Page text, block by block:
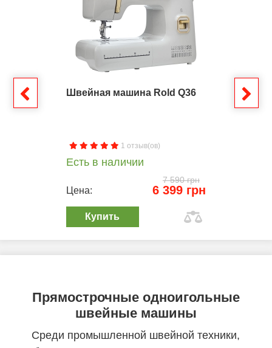
Швейная машина Rold Q36
1 отзыв(ов)
Есть в наличии
7 590 грн
Цена: 6 399 грн
Купить
Прямострочные одноигольные
швейные машины
Среди промышленной швейной техники,